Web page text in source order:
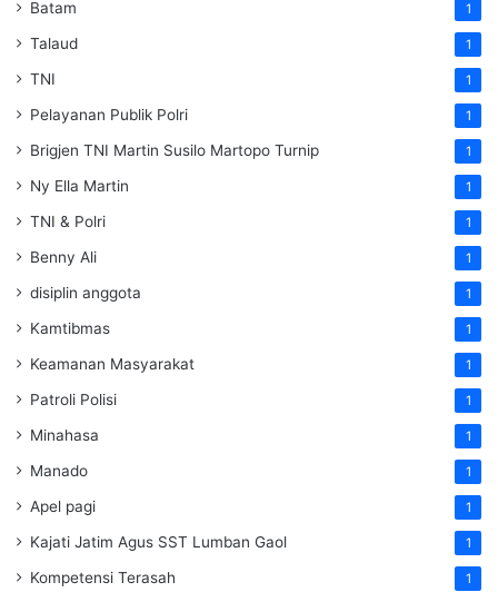
Batam 1
Talaud 1
TNI 1
Pelayanan Publik Polri 1
Brigjen TNI Martin Susilo Martopo Turnip 1
Ny Ella Martin 1
TNI & Polri 1
Benny Ali 1
disiplin anggota 1
Kamtibmas 1
Keamanan Masyarakat 1
Patroli Polisi 1
Minahasa 1
Manado 1
Apel pagi 1
Kajati Jatim Agus SST Lumban Gaol 1
Kompetensi Terasah 1